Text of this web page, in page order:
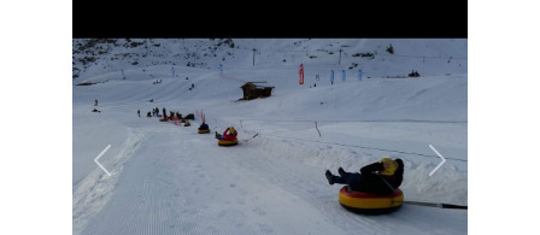
Previous Next